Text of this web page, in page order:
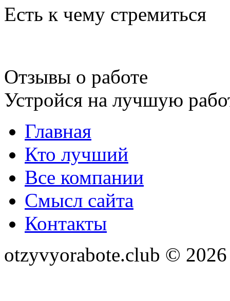
Есть к чему стремиться
Отзывы о работе
Устройся на лучшую
Главная
Кто лучший
Все компании
Смысл сайта
Контакты
otzyvyorabote.club © 2026